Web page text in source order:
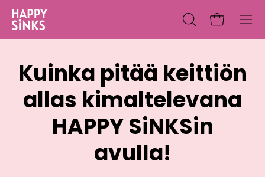
Siirry
sisältöön
Avaa
hakupalkki
Avaa
Kuinka pitää keittiön
allas kimaltelevana
HAPPY SiNKSin
avulla!